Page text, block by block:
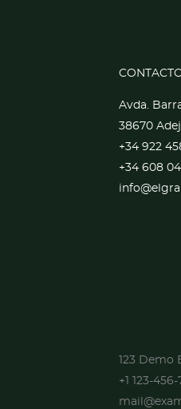
Avda.
38670
+34 922
+34 608
123 Demo
+1 123-